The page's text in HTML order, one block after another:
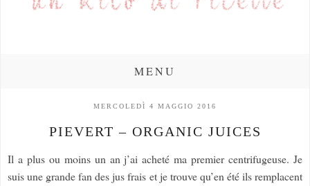
MENU
MERCOLEDÌ 4 MAGGIO 2016
PIEVERT – ORGANIC JUICES
Il a plus ou moins un an j’ai acheté ma premier centrifugeuse. Je
suis une grande fan des jus frais et je trouve qu’en été ils remplacent